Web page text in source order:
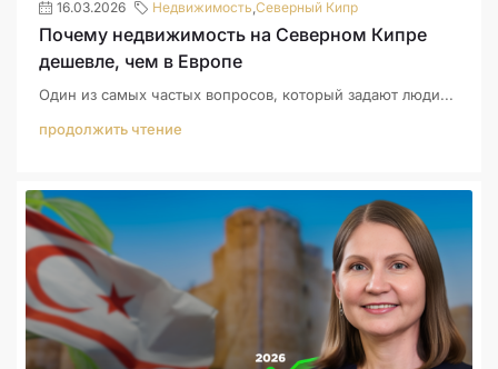
16.03.2026 Недвижимость,Северный Кипр
Почему недвижимость на Северном Кипре
дешевле, чем в Европе
Один из самых частых вопросов, который задают люди...
продолжить чтение